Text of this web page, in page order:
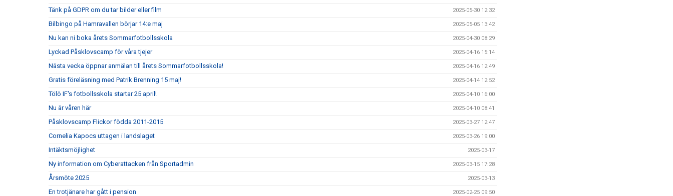
Tänk på GDPR om du tar bilder eller film 2025-05-30 12:32
Bilbingo på Hamravallen börjar 14:e maj 2025-05-05 13:42
Nu kan ni boka årets Sommarfotbollsskola 2025-04-30 08:29
Lyckad Påsklovscamp för våra tjejer 2025-04-16 15:14
Nästa vecka öppnar anmälan till årets Sommarfotbollsskola! 2025-04-16 12:49
Gratis föreläsning med Patrik Brenning 15 maj! 2025-04-14 12:52
Tölö IF's fotbollsskola startar 25 april! 2025-04-10 16:00
Nu är våren här 2025-04-10 08:41
Påsklovscamp Flickor födda 2011-2015 2025-03-27 12:47
Cornelia Kapocs uttagen i landslaget 2025-03-26 19:00
Intäktsmöjlighet 2025-03-17
Ny information om Cyberattacken från Sportadmin 2025-03-15 17:28
Årsmöte 2025 2025-03-13
En trotjänare har gått i pension 2025-02-25 09:50